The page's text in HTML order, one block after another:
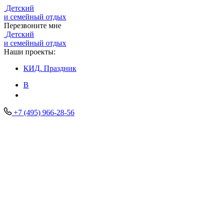
Детский
и семейный отдых
Перезвоните мне
Детский
и семейный отдых
Наши проекты:
КИД. Праздник
В
+7 (495) 966-28-56